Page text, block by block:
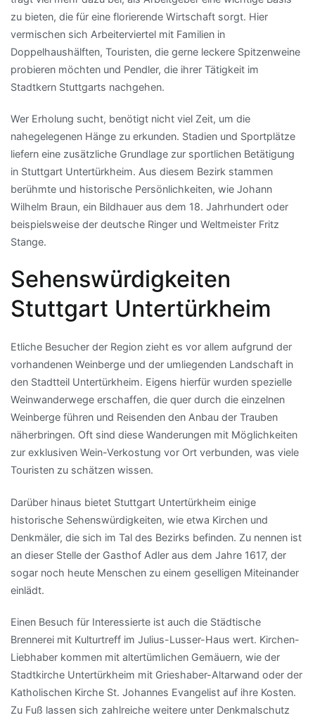
zu bieten, die für eine florierende Wirtschaft sorgt. Hier
vermischen sich Arbeiterviertel mit Familien in
Doppelhaushälften, Touristen, die gerne leckere Spitzenweine
probieren möchten und Pendler, die ihrer Tätigkeit im
Stadtkern Stuttgarts nachgehen.
Wer Erholung sucht, benötigt nicht viel Zeit, um die
nahegelegenen Hänge zu erkunden. Stadien und Sportplätze
liefern eine zusätzliche Grundlage zur sportlichen Betätigung
in Stuttgart Untertürkheim. Aus diesem Bezirk stammen
berühmte und historische Persönlichkeiten, wie Johann
Wilhelm Braun, ein Bildhauer aus dem 18. Jahrhundert oder
beispielsweise der deutsche Ringer und Weltmeister Fritz
Stange.
Sehenswürdigkeiten
Stuttgart Untertürkheim
Etliche Besucher der Region zieht es vor allem aufgrund der
vorhandenen Weinberge und der umliegenden Landschaft in
den Stadtteil Untertürkheim. Eigens hierfür wurden spezielle
Weinwanderwege erschaffen, die quer durch die einzelnen
Weinberge führen und Reisenden den Anbau der Trauben
näherbringen. Oft sind diese Wanderungen mit Möglichkeiten
zur exklusiven Wein-Verkostung vor Ort verbunden, was viele
Touristen zu schätzen wissen.
Darüber hinaus bietet Stuttgart Untertürkheim einige
historische Sehenswürdigkeiten, wie etwa Kirchen und
Denkmäler, die sich im Tal des Bezirks befinden. Zu nennen ist
an dieser Stelle der Gasthof Adler aus dem Jahre 1617, der
sogar noch heute Menschen zu einem geselligen Miteinander
einlädt.
Einen Besuch für Interessierte ist auch die Städtische
Brennerei mit Kulturtreff im Julius-Lusser-Haus wert. Kirchen-
Liebhaber kommen mit altertümlichen Gemäuern, wie der
Stadtkirche Untertürkheim mit Grieshaber-Altarwand oder der
Katholischen Kirche St. Johannes Evangelist auf ihre Kosten.
Zu Fuß lassen sich zahlreiche weitere unter Denkmalschutz